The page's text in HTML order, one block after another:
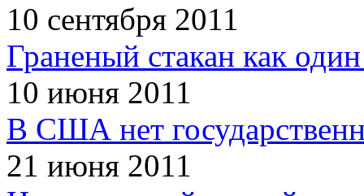
10 сентября 2011
Граненый стакан как
10 июня 2011
В США нет
21 июня 2011